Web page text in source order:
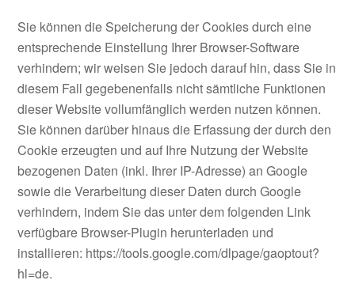
Sie können die Speicherung der Cookies durch eine
entsprechende Einstellung Ihrer Browser-Software
verhindern; wir weisen Sie jedoch darauf hin, dass Sie in
diesem Fall gegebenenfalls nicht sämtliche Funktionen
dieser Website vollumfänglich werden nutzen können.
Sie können darüber hinaus die Erfassung der durch den
Cookie erzeugten und auf Ihre Nutzung der Website
bezogenen Daten (inkl. Ihrer IP-Adresse) an Google
sowie die Verarbeitung dieser Daten durch Google
verhindern, indem Sie das unter dem folgenden Link
verfügbare Browser-Plugin herunterladen und
installieren: https://tools.google.com/dlpage/gaoptout?
hl=de.